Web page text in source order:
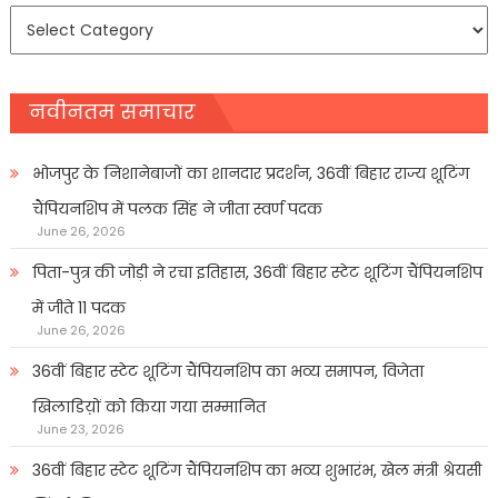
समाचार
नवीनतम समाचार
भोजपुर के निशानेबाजों का शानदार प्रदर्शन, 36वीं बिहार राज्य शूटिंग
चैंपियनशिप में पलक सिंह ने जीता स्वर्ण पदक
June 26, 2026
पिता-पुत्र की जोड़ी ने रचा इतिहास, 36वीं बिहार स्टेट शूटिंग चैंपियनशिप
में जीते 11 पदक
June 26, 2026
36वीं बिहार स्टेट शूटिंग चैंपियनशिप का भव्य समापन, विजेता
खिलाडिय़ों को किया गया सम्मानित
June 23, 2026
36वीं बिहार स्टेट शूटिंग चैंपियनशिप का भव्य शुभारंभ, खेल मंत्री श्रेयसी